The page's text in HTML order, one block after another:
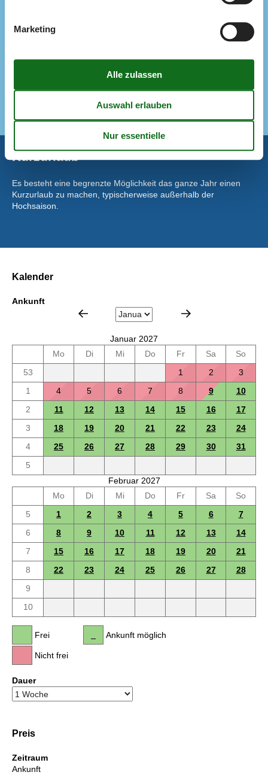
Handtücher können nicht gemietet werden
Nicht an Institutionen vermietet
Wird nicht an Jugendgruppen vermietet
Kurzurlaub
Es besteht eine begrenzte Möglichkeit das ganze Jahr einen
Kurzurlaub zu machen, typischerweise außerhalb der
Hochsaison.
Kalender
Ankunft
Januar 2027
Mo
Di Mi Do Fr Sa
So
53
1 2
3
1
4 5 6 7 8 9
10
2
11 12 13 14 15 16
17
3
18 19 20 21 22 23
24
4
25 26 27 28 29 30
31
5
Februar 2027
Mo
Di Mi Do Fr Sa
So
5
1 2 3 4 5 6
7
6
8 9 10 11 12 13
14
7
15 16 17 18 19 20
21
8
22 23 24 25 26 27
28
9
10
Frei
Nicht frei
Ankunft möglich
Dauer
Preis
Zeitraum
Ankunft
Marketing